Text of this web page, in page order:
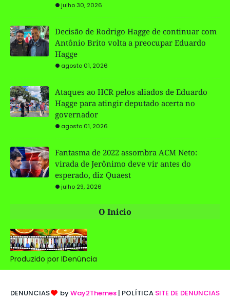
julho 30, 2026
Decisão de Rodrigo Hagge de continuar com
Antônio Brito volta a preocupar Eduardo
Hagge
agosto 01, 2026
Ataques ao HCR pelos aliados de Eduardo
Hagge para atingir deputado acerta no
governador
agosto 01, 2026
Fantasma de 2022 assombra ACM Neto:
virada de Jerônimo deve vir antes do
esperado, diz Quaest
julho 29, 2026
O Inicio
Produzido por IDenúncia
DENUNCIAS byWay2Themes | POLÍTICA SITE DE DENUNCIAS